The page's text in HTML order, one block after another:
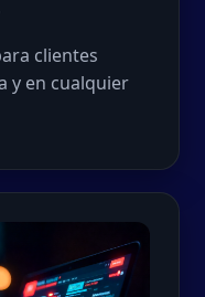
clientes
y en cualquier